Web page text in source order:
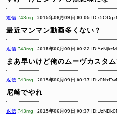
返信 743mg 2015年06月09日 00:05
最近マンマン動画多くない？
返信 743mg 2015年06月09日 00:22
まあ早いけど俺のムーヴカスタ
返信 743mg 2015年06月09日 00:37
尼崎でやれ
返信 743mg 2015年06月09日 00:37